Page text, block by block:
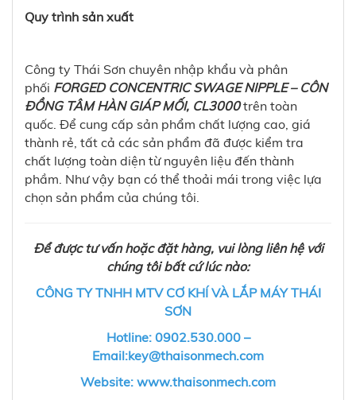
Quy trình sản xuất
Công ty Thái Sơn chuyên nhập khẩu và phân
phối FORGED CONCENTRIC SWAGE NIPPLE – CÔN
ĐỒNG TÂM HÀN GIÁP MỐI, CL3000 trên toàn
quốc. Để cung cấp sản phẩm chất lượng cao, giá
thành rẻ, tất cả các sản phẩm đã được kiểm tra
chất lượng toàn diện từ nguyên liệu đến thành
phầm. Như vậy bạn có thể thoải mái trong việc lựa
chọn sản phẩm của chúng tôi.
Để được tư vấn hoặc đặt hàng, vui lòng liên hệ với
chúng tôi bất cứ lúc nào:
CÔNG TY TNHH MTV CƠ KHÍ VÀ LẮP MÁY THÁI
SƠN
Hotline: 0902.530.000 –
Email:key@thaisonmech.com
Website: www.thaisonmech.com